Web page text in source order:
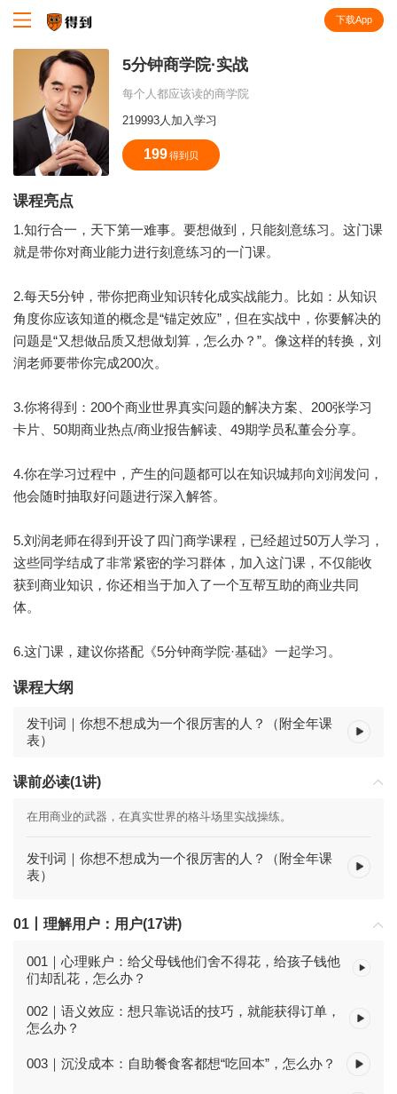
下载App
5分钟商学院·实战
每个人都应该读的商学院
219993人加入学习
199 得到贝
课程亮点
1.知行合一，天下第一难事。要想做到，只能刻意练习。这门课
就是带你对商业能力进行刻意练习的一门课。
2.每天5分钟，带你把商业知识转化成实战能力。比如：从知识
角度你应该知道的概念是“锚定效应”，但在实战中，你要解决的
问题是“又想做品质又想做划算，怎么办？”。像这样的转换，刘
润老师要带你完成200次。
3.你将得到：200个商业世界真实问题的解决方案、200张学习
卡片、50期商业热点/商业报告解读、49期学员私董会分享。
4.你在学习过程中，产生的问题都可以在知识城邦向刘润发问，
他会随时抽取好问题进行深入解答。
5.刘润老师在得到开设了四门商学课程，已经超过50万人学习，
这些同学结成了非常紧密的学习群体，加入这门课，不仅能收
获到商业知识，你还相当于加入了一个互帮互助的商业共同
体。
6.这门课，建议你搭配《5分钟商学院·基础》一起学习。
课程大纲
发刊词｜你想不想成为一个很厉害的人？（附全年课
表）
课前必读(1讲)
在用商业的武器，在真实世界的格斗场里实战操练。
发刊词｜你想不想成为一个很厉害的人？（附全年课
表）
01丨理解用户：用户(17讲)
001｜心理账户：给父母钱他们舍不得花，给孩子钱他
们却乱花，怎么办？
002｜语义效应：想只靠说话的技巧，就能获得订单，
怎么办？
003｜沉没成本：自助餐食客都想“吃回本”，怎么办？